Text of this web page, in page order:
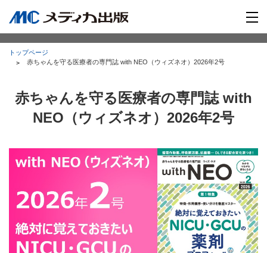
トップページ
赤ちゃんを守る医療者の専門誌 with NEO（ウィズネオ）2026年2号
赤ちゃんを守る医療者の専門誌 with
NEO（ウィズネオ）2026年2号